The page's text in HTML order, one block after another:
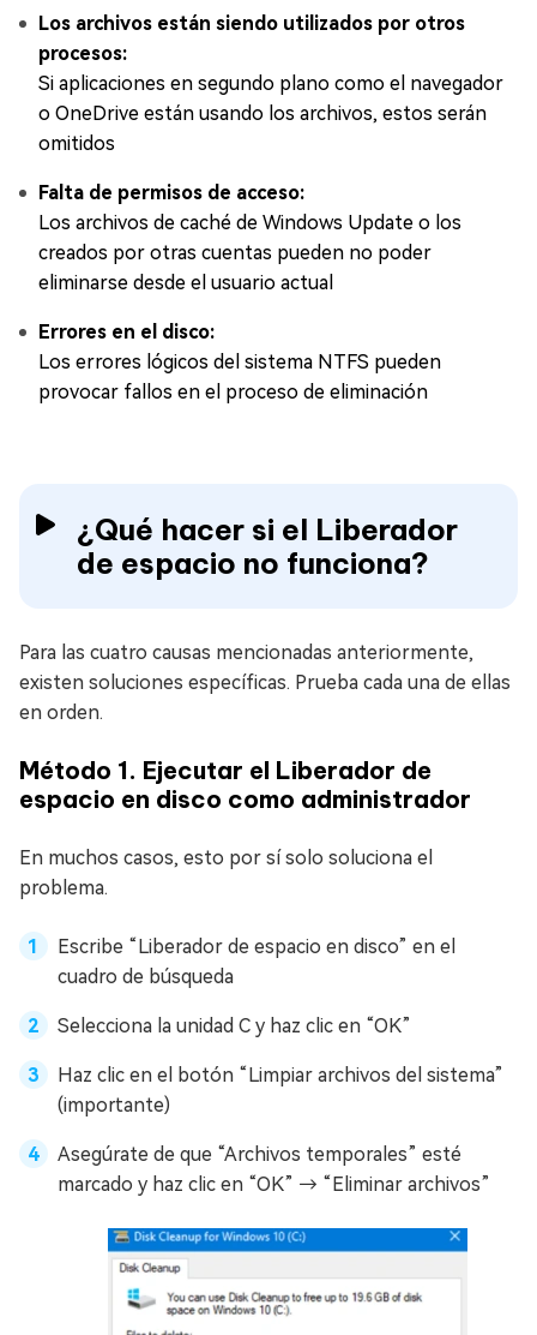
Los archivos están siendo utilizados por otros
procesos:
Si aplicaciones en segundo plano como el navegador
o OneDrive están usando los archivos, estos serán
omitidos
Falta de permisos de acceso:
Los archivos de caché de Windows Update o los
creados por otras cuentas pueden no poder
eliminarse desde el usuario actual
Errores en el disco:
Los errores lógicos del sistema NTFS pueden
provocar fallos en el proceso de eliminación
¿Qué hacer si el Liberador
de espacio no funciona?
Para las cuatro causas mencionadas anteriormente,
existen soluciones específicas. Prueba cada una de ellas
en orden.
Método 1. Ejecutar el Liberador de
espacio en disco como administrador
En muchos casos, esto por sí solo soluciona el
problema.
Escribe “Liberador de espacio en disco” en el
cuadro de búsqueda
Selecciona la unidad C y haz clic en “OK”
Haz clic en el botón “Limpiar archivos del sistema”
(importante)
Asegúrate de que “Archivos temporales” esté
marcado y haz clic en “OK” → “Eliminar archivos”